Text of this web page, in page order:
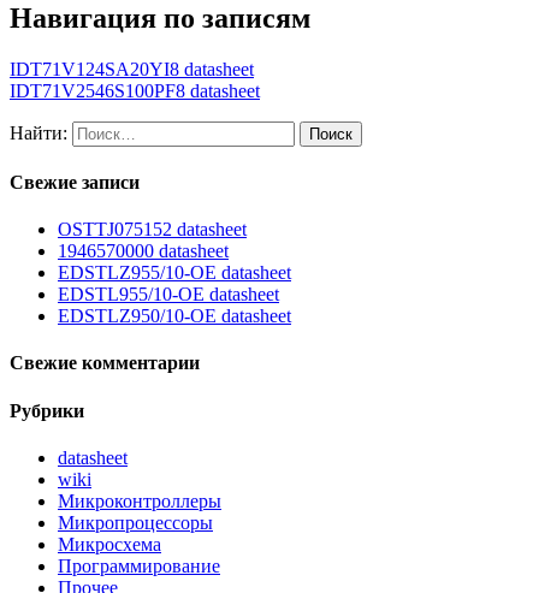
Навигация по записям
IDT71V124SA20YI8 datasheet
IDT71V2546S100PF8 datasheet
Найти:
Свежие записи
OSTTJ075152 datasheet
1946570000 datasheet
EDSTLZ955/10-OE datasheet
EDSTL955/10-OE datasheet
EDSTLZ950/10-OE datasheet
Свежие комментарии
Рубрики
datasheet
wiki
Микроконтроллеры
Микропроцессоры
Микросхема
Программирование
Прочее